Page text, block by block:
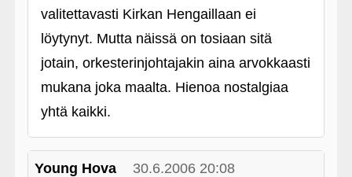
valitettavasti Kirkan Hengaillaan ei
löytynyt. Mutta näissä on tosiaan sitä
jotain, orkesterinjohtajakin aina arvokkaasti
mukana joka maalta. Hienoa nostalgiaa
yhtä kaikki.
Young Hova 30.6.2006 20:08